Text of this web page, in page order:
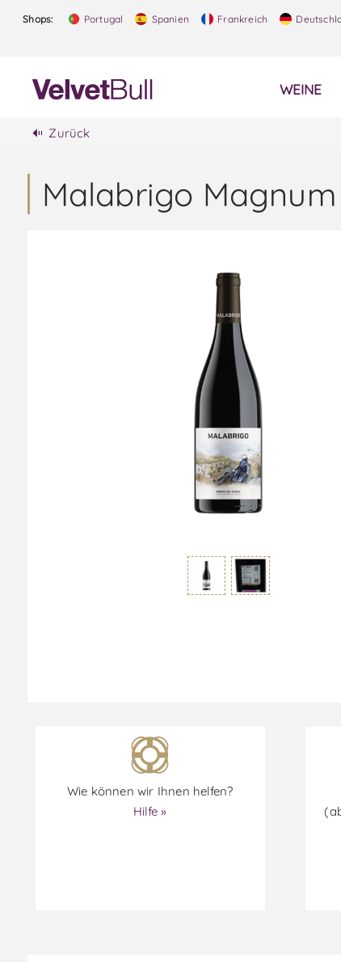
Shops: Portugal Spanien Frankreich
WEINE
Zurück
Malabrigo
Wie können wir Ihnen helfen?
Hilfe »